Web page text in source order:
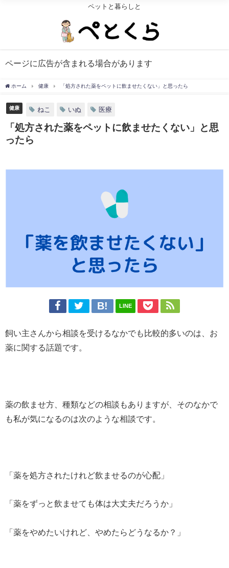
ペットと暮らしと
ページに広告が含まれる場合があります
ホーム 健康 「処方された薬をペットに飲ませたくない」と思ったら
健康 ねこ いぬ 医療
「処方された薬をペットに飲ませたくない」と思
ったら
LINE
飼い主さんから相談を受けるなかでも比較的多いのは、 お
薬に関する話題です。
薬の飲ませ方、種類などの相談もありますが、そのなかで
も私が気になるのは次のような相談です。
「薬を処方されたけれど飲ませるのが心配」
「薬をずっと飲ませても体は大丈夫だろうか」
「薬をやめたいけれど、やめたらどうなるか？」